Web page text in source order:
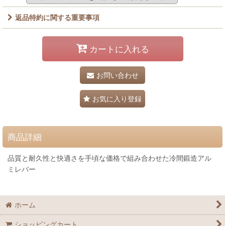
返品特約に関する重要事項
カートに入れる
お問い合わせ
お気に入り登録
商品詳細
品質と耐久性と快適さを手頃な価格で組み合わせた冷間鍛造アル
ミレバー
ホーム
ショッピングカート